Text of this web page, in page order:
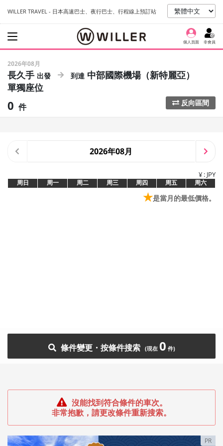
WILLER TRAVEL - 日本高速巴士、夜行巴士、行程線上預訂站
個人頁面 非會員
2026年08月
長久手
中部國際機場（新特麗亞）
單獨座位
0 件 反向區間
2026年08月
¥ : JPY
周日 周一 周二 周三 周四 周五 周六
★是當月的最低價格。
條件變更・按條件搜索 0
沒能找到符合條件的車次。
非常抱歉，請更改條件重新搜索。
PR